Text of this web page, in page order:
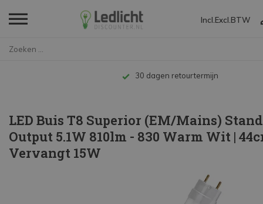
Incl. Excl. BTW
Tot 10 jaar garantie
LED Buis T8 Superior (EM/Mains)
Output 5.1W 810lm - 830 Warm Wit |
Vervangt 15W